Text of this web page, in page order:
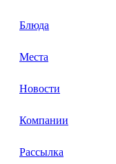
Блюда
Места
Новости
Компании
Рассылка